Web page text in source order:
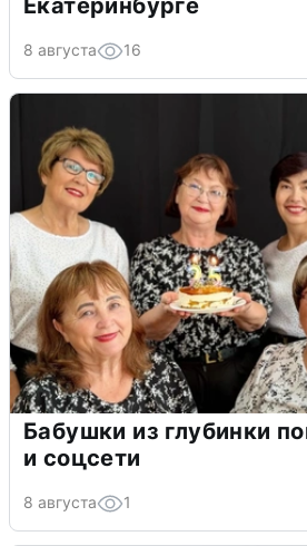
8 августа 16
Бабушки из глубинки
и соцсети
8 августа 1